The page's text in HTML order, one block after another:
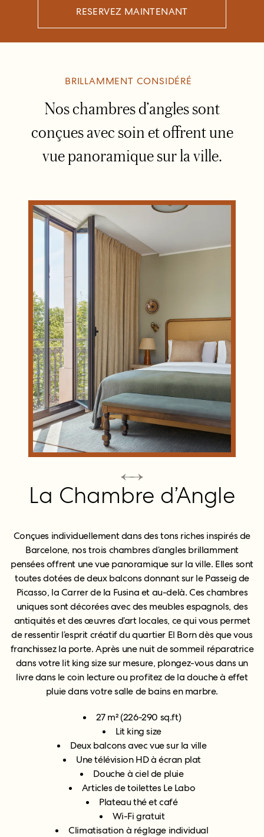
RESERVEZ MAINTENANT
BRILLAMMENT CONSIDÉRÉ
Nos chambres d’angles sont
conçues avec soin et offrent une
vue panoramique sur la ville.
La Chambre d’Angle
Conçues individuellement dans des tons riches inspirés de
Barcelone, nos trois chambres d’angles brillamment
pensées offrent une vue panoramique sur la ville. Elles sont
toutes dotées de deux balcons donnant sur le Passeig de
Picasso, la Carrer de la Fusina et au-delà. Ces chambres
uniques sont décorées avec des meubles espagnols, des
antiquités et des œuvres d’art locales, ce qui vous permet
de ressentir l’esprit créatif du quartier El Born dès que vous
franchissez la porte. Après une nuit de sommeil réparatrice
dans votre lit king size sur mesure, plongez-vous dans un
livre dans le coin lecture ou profitez de la douche à effet
pluie dans votre salle de bains en marbre.
27 m² (226-290 sq.ft)
Lit king size
Deux balcons avec vue sur la ville
Une télévision HD à écran plat
Douche à ciel de pluie
Articles de toilettes Le Labo
Plateau thé et café
Wi-Fi gratuit
Climatisation à réglage individual